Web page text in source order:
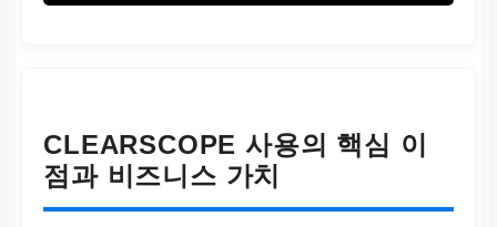
CLEARSCOPE 사용의 핵심 이
점과 비즈니스 가치